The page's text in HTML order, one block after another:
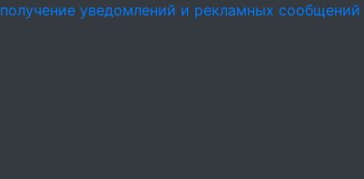
получение уведомлений и рекламных сообщений